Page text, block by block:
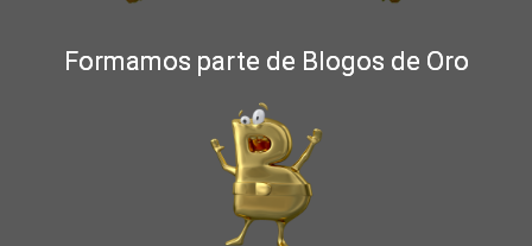
Formamos parte de Blogos de Oro